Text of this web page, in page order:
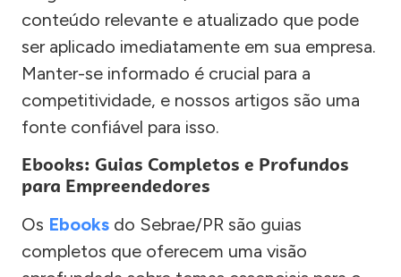
conteúdo relevante e atualizado que pode
ser aplicado imediatamente em sua empresa.
Manter-se informado é crucial para a
competitividade, e nossos artigos são uma
fonte confiável para isso.
Ebooks: Guias Completos e Profundos
para Empreendedores
Os Ebooks do Sebrae/PR são guias
completos que oferecem uma visão